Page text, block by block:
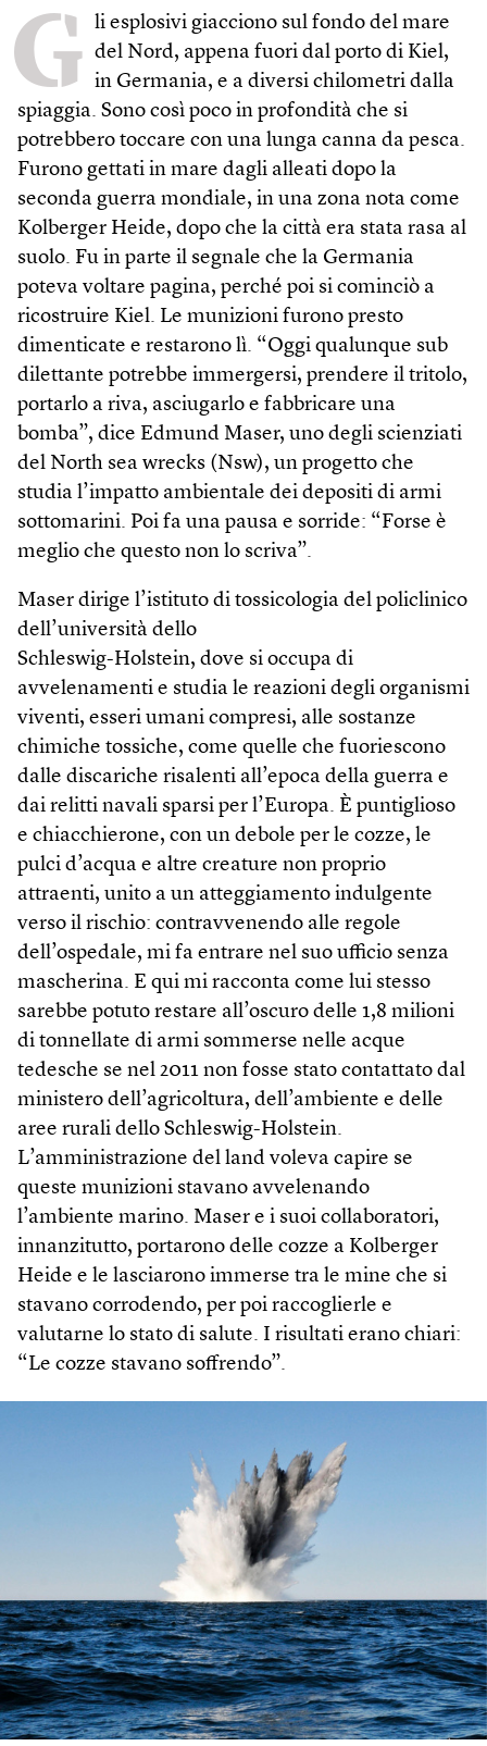
G li esplosivi giacciono sul fondo del mare
del Nord, appena fuori dal porto di Kiel,
in Germania, e a diversi chilometri dalla
spiaggia. Sono così poco in profondità che si
potrebbero toccare con una lunga canna da pesca.
Furono gettati in mare dagli alleati dopo la
seconda guerra mondiale, in una zona nota come
Kolberger Heide, dopo che la città era stata rasa al
suolo. Fu in parte il segnale che la Germania
poteva voltare pagina, perché poi si cominciò a
ricostruire Kiel. Le munizioni furono presto
dimenticate e restarono lì. “Oggi qualunque sub
dilettante potrebbe immergersi, prendere il tritolo,
portarlo a riva, asciugarlo e fabbricare una
bomba”, dice Edmund Maser, uno degli scienziati
del North sea wrecks (Nsw), un progetto che
studia l’impatto ambientale dei depositi di armi
sottomarini. Poi fa una pausa e sorride: “Forse è
meglio che questo non lo scriva”.
Maser dirige l’istituto di tossicologia del policlinico
dell’università dello
Schleswig-Holstein, dove si occupa di
avvelenamenti e studia le reazioni degli organismi
viventi, esseri umani compresi, alle sostanze
chimiche tossiche, come quelle che fuoriescono
dalle discariche risalenti all’epoca della guerra e
dai relitti navali sparsi per l’Europa. È puntiglioso
e chiacchierone, con un debole per le cozze, le
pulci d’acqua e altre creature non proprio
attraenti, unito a un atteggiamento indulgente
verso il rischio: contravvenendo alle regole
dell’ospedale, mi fa entrare nel suo ufficio senza
mascherina. E qui mi racconta come lui stesso
sarebbe potuto restare all’oscuro delle 1,8 milioni
di tonnellate di armi sommerse nelle acque
tedesche se nel 2011 non fosse stato contattato dal
ministero dell’agricoltura, dell’ambiente e delle
aree rurali dello Schleswig-Holstein.
L’amministrazione del land voleva capire se
queste munizioni stavano avvelenando
l’ambiente marino. Maser e i suoi collaboratori,
innanzitutto, portarono delle cozze a Kolberger
Heide e le lasciarono immerse tra le mine che si
stavano corrodendo, per poi raccoglierle e
valutarne lo stato di salute. I risultati erano chiari:
“Le cozze stavano soffrendo”.